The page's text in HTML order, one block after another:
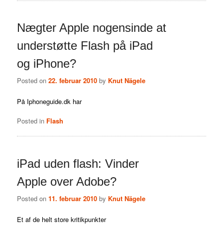
Nægter Apple nogensinde at
understøtte Flash på iPad
og iPhone?
Posted on22. februar 2010 by Knut Nägele
På Iphoneguide.dk har
Posted in Flash
iPad uden flash: Vinder
Apple over Adobe?
Posted on11. februar 2010 by Knut Nägele
Et af de helt store kritikpunkter